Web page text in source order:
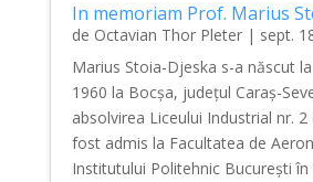
In memoriam Prof. Marius
de Octavian Thor Pleter| sept.
Marius Stoia-Djeska s-a născut
1960 la Bocșa, județul Caraș-
absolvirea Liceului Industrial nr.
fost admis la Facultatea de
Institutului Politehnic București în